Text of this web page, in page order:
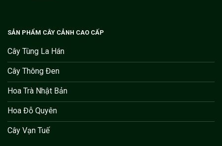
SẢN PHẨM CÂY CẢNH CAO CẤP
Cây Tùng La Hán
Cây Thông Đen
Hoa Trà Nhật Bản
Hoa Đỗ Quyên
Cây Vạn Tuế